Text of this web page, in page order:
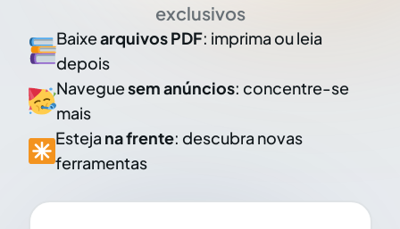
exclusivos
Baixearquivos PDF: imprima ou leia
depois
Naveguesem anúncios: concentre-se
mais
Esteja na frente: descubra novas
ferramentas